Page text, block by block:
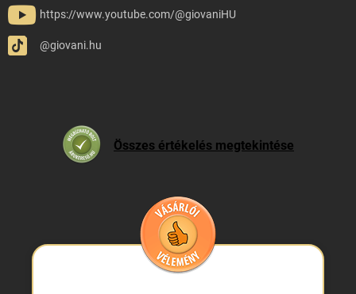
https://www.youtube.com/@giovaniHU
@giovani.hu
Összes értékelés megtekintése